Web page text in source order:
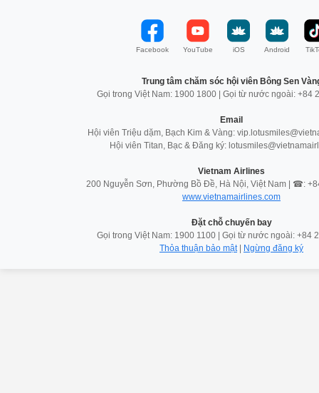
Facebook YouTube iOS Android
Trung tâm chăm sóc hội viên Bông Sen
Gọi trong Việt Nam: 1900 1800 | Gọi từ nước ngoài: +84
Email
Hội viên Triệu dặm, Bạch Kim & Vàng:
Hội viên Titan, Bạc & Đăng ký:
Vietnam Airlines
200 Nguyễn Sơn, Phường Bồ Đề, Hà Nội, Việt Nam | ☎:
www.vietnamairlines.com
Đặt chỗ chuyến bay
Gọi trong Việt Nam: 1900 1100 | Gọi từ nước ngoài: +84
Thỏa thuận bảo mật| Ngừng đăng ký